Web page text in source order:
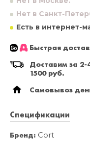
Нет в Санкт-
Есть в интернет-
Быстрая
Доставим за 2-
1500 руб.
Самовывоз
Спецификации
Бренд: Cort